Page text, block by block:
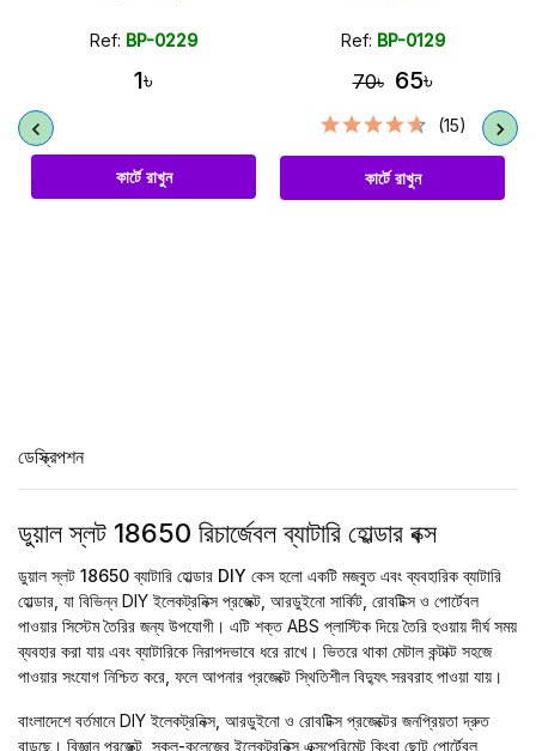
Ref: BP-0229
1৳
কার্টে রাখুন
Ref: BP-0129
70৳ 65৳
(15)
কার্টে রাখুন
ডেস্ক্রিপশন
ডুয়াল স্লট 18650 রিচার্জেবল ব্যাটারি হোল্ডার বক্স
ডুয়াল স্লট 18650 ব্যাটারি হোল্ডার DIY কেস হলো একটি মজবুত এবং ব্যবহারিক ব্যাটারি
হোল্ডার, যা বিভিন্ন DIY ইলেকট্রনিক্স প্রজেক্ট, আরডুইনো সার্কিট, রোবটিক্স ও পোর্টেবল
পাওয়ার সিস্টেম তৈরির জন্য উপযোগী। এটি শক্ত ABS প্লাস্টিক দিয়ে তৈরি হওয়ায় দীর্ঘ সময়
ব্যবহার করা যায় এবং ব্যাটারিকে নিরাপদভাবে ধরে রাখে। ভিতরে থাকা মেটাল কন্টাক্ট সহজে
পাওয়ার সংযোগ নিশ্চিত করে, ফলে আপনার প্রজেক্টে স্থিতিশীল বিদ্যুৎ সরবরাহ পাওয়া যায়।
বাংলাদেশে বর্তমানে DIY ইলেকট্রনিক্স, আরডুইনো ও রোবটিক্স প্রজেক্টের জনপ্রিয়তা দ্রুত
বাড়ছে। বিজ্ঞান প্রজেক্ট, স্কুল-কলেজের ইলেকট্রনিক্স এক্সপেরিমেন্ট কিংবা ছোট পোর্টেবল